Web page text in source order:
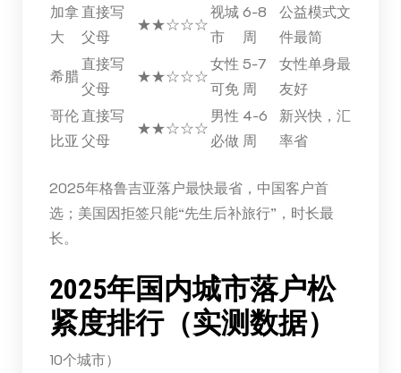
加拿
大
直接写
父母
★★☆☆☆
视城
市
6-8
周
公益模式文
件最简
希腊
直接写
父母
★★☆☆☆
女性
可免
5-7
周
女性单身最
友好
哥伦
比亚
直接写
父母
★★☆☆☆
男性
必做
4-6
周
新兴快，汇
率省
2025年格鲁吉亚落户最快最省，中国客户首
选；美国因拒签只能“先生后补旅行”，时长最
长。
2025年国内城市落户松
紧度排行（实测数据）
10个城市）